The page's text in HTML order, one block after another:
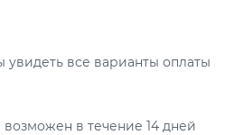
увидеть все варианты оплаты
возможен в течение 14 дней